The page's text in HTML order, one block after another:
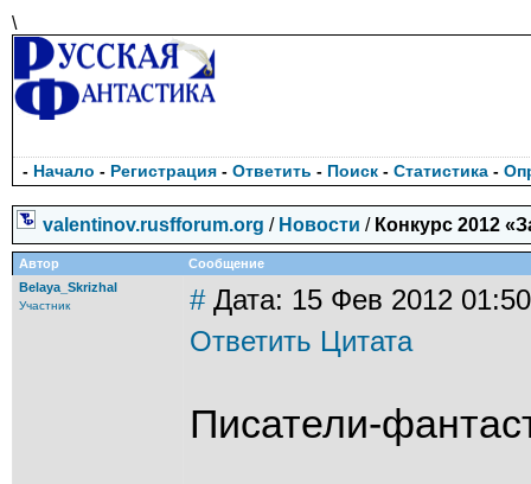
\
- Начало - Регистрация - Ответить - Поиск - Статистика -
valentinov.rusfforum.org / Новости / Конкурс 2012
Автор
Сообщение
Belaya_Skrizhal
Участник #Дата: 15 Фев 2012 01:50
Ответить Цитата
Писатели-